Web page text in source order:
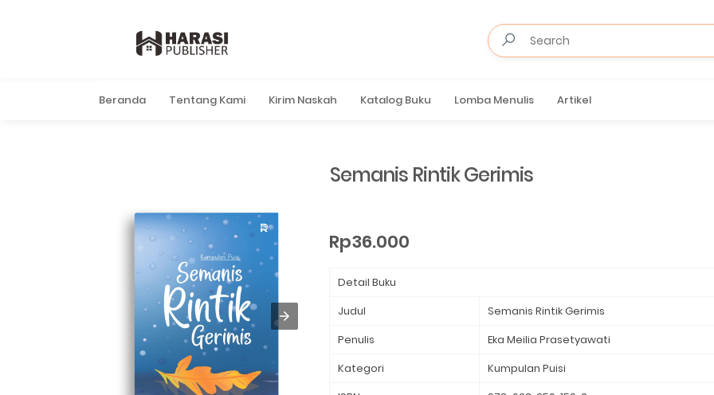
Beranda Tentang Kami Kirim Naskah Katalog Buku Lomba Menulis Artikel
Semanis Rintik Gerimis
Rp36.000
Detail Buku
Judul
Semanis Rintik Gerimis
Penulis
Eka Meilia Prasetyawati ⁣
Kategori
Kumpulan Puisi